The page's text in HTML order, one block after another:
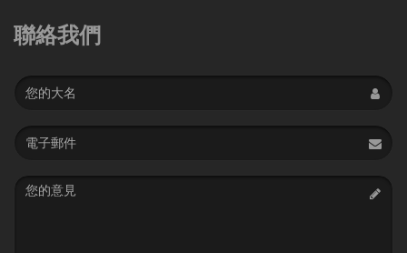
聯絡我們
Name
Email
address
Message